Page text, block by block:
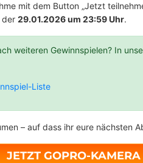
mit dem Button „Jetzt
der 29.01.2026 um 23:59 Uhr.
weiteren Gewinnspielen? In
Liste
– auf dass ihr eure nächsten
JETZT GOPRO-